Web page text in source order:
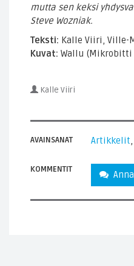
mutta sen keksi
Steve Wozniak.
Teksti: Kalle Viiri, Ville-
Kuvat: Wallu (Mikrobitti
Kalle Viiri
AVAINSANAT Artikkelit,
KOMMENTIT